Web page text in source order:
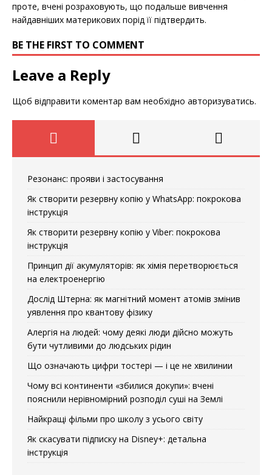
проте, вчені розраховують, що подальше вивчення
найдавніших материкових порід її підтвердить.
BE THE FIRST TO COMMENT
Leave a Reply
Щоб відправити коментар вам необхідно авторизуватись.
Резонанс: прояви і застосування
Як створити резервну копію у WhatsApp: покрокова
інструкція
Як створити резервну копію у Viber: покрокова
інструкція
Принцип дії акумуляторів: як хімія перетворюється
на електроенергію
Дослід Штерна: як магнітний момент атомів змінив
уявлення про квантову фізику
Алергія на людей: чому деякі люди дійсно можуть
бути чутливими до людських рідин
Що означають цифри тостері — і це не хвилинии
Чому всі континенти «збилися докупи»: вчені
пояснили нерівномірний розподіл суші на Землі
Найкращі фільми про школу з усього світу
Як скасувати підписку на Disney+: детальна
інструкція